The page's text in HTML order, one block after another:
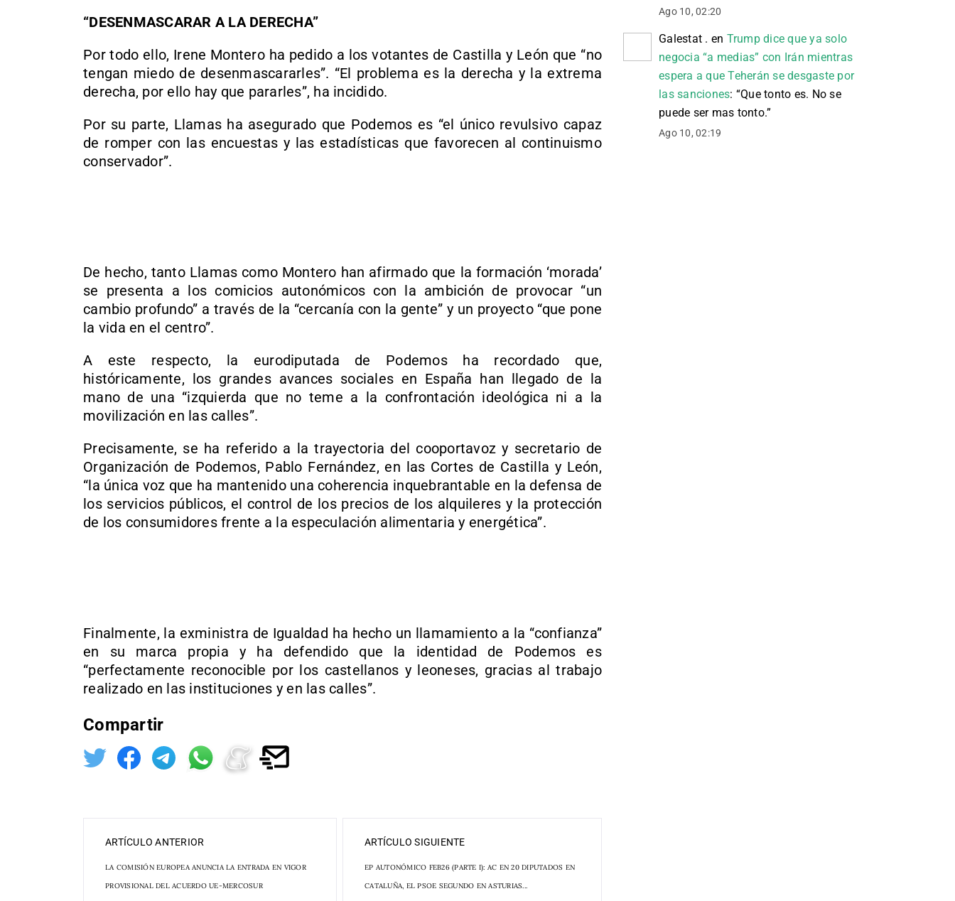
“DESENMASCARAR A LA DERECHA”
Por todo ello, Irene Montero ha pedido a los votantes de Castilla y León que “no
tengan miedo de desenmascararles”. “El problema es la derecha y la extrema
derecha, por ello hay que pararles”, ha incidido.
Por su parte, Llamas ha asegurado que Podemos es “el único revulsivo capaz
de romper con las encuestas y las estadísticas que favorecen al continuismo
conservador”.
De hecho, tanto Llamas como Montero han afirmado que la formación ‘morada’
se presenta a los comicios autonómicos con la ambición de provocar “un
cambio profundo” a través de la “cercanía con la gente” y un proyecto “que pone
la vida en el centro”.
A este respecto, la eurodiputada de Podemos ha recordado que,
históricamente, los grandes avances sociales en España han llegado de la
mano de una “izquierda que no teme a la confrontación ideológica ni a la
movilización en las calles”.
Precisamente, se ha referido a la trayectoria del cooportavoz y secretario de
Organización de Podemos, Pablo Fernández, en las Cortes de Castilla y León,
“la única voz que ha mantenido una coherencia inquebrantable en la defensa de
los servicios públicos, el control de los precios de los alquileres y la protección
de los consumidores frente a la especulación alimentaria y energética”.
Finalmente, la exministra de Igualdad ha hecho un llamamiento a la “confianza”
en su marca propia y ha defendido que la identidad de Podemos es
“perfectamente reconocible por los castellanos y leoneses, gracias al trabajo
realizado en las instituciones y en las calles”.
Compartir
ARTÍCULO ANTERIOR
LA COMISIÓN EUROPEA ANUNCIA LA ENTRADA EN VIGOR
PROVISIONAL DEL ACUERDO UE-MERCOSUR
ARTÍCULO SIGUIENTE
EP AUTONÓMICO FEB26 (PARTE I): AC EN 20 DIPUTADOS EN
CATALUÑA, EL PSOE SEGUNDO EN ASTURIAS...
Ago 10, 02:20
Galestat . en Trump dice que ya solo
negocia “a medias” con Irán mientras
espera a que Teherán se desgaste por
las sanciones: “Que tonto es. No se
puede ser mas tonto.”
Ago 10, 02:19